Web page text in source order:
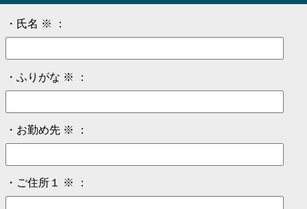
・ 氏名 ※ ：
・ふりがな ※ ：
・ お勤め先 ※ ：
・ご住所１ ※ ：